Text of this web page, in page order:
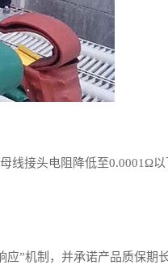
线接头电阻降低至0.0001Ω
”机制，并承诺产品质保期